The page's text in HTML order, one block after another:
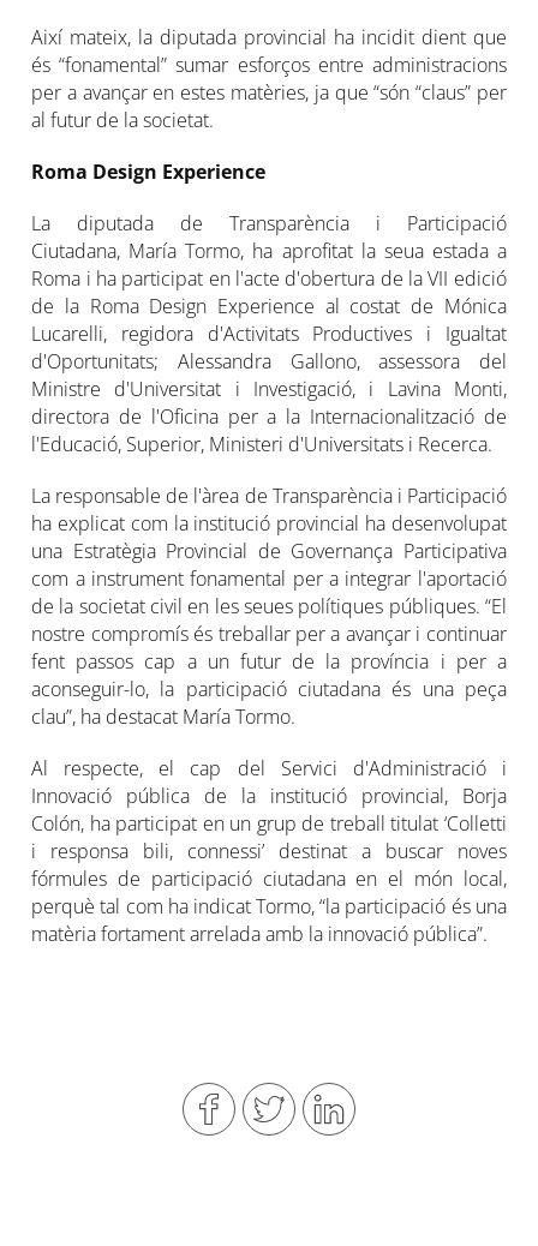
Així mateix, la diputada provincial ha incidit dient que
és “fonamental” sumar esforços entre administracions
per a avançar en estes matèries, ja que “són “claus” per
al futur de la societat.
Roma Design Experience
La diputada de Transparència i Participació
Ciutadana, María Tormo, ha aprofitat la seua estada a
Roma i ha participat en l'acte d'obertura de la VII edició
de la Roma Design Experience al costat de Mónica
Lucarelli, regidora d'Activitats Productives i Igualtat
d'Oportunitats; Alessandra Gallono, assessora del
Ministre d'Universitat i Investigació, i Lavina Monti,
directora de l'Oficina per a la Internacionalització de
l'Educació, Superior, Ministeri d'Universitats i Recerca.
La responsable de l'àrea de Transparència i Participació
ha explicat com la institució provincial ha desenvolupat
una Estratègia Provincial de Governança Participativa
com a instrument fonamental per a integrar l'aportació
de la societat civil en les seues polítiques públiques. “El
nostre compromís és treballar per a avançar i continuar
fent passos cap a un futur de la província i per a
aconseguir-lo, la participació ciutadana és una peça
clau”, ha destacat María Tormo.
Al respecte, el cap del Servici d'Administració i
Innovació pública de la institució provincial, Borja
Colón, ha participat en un grup de treball titulat ‘Colletti
i responsa bili, connessi’ destinat a buscar noves
fórmules de participació ciutadana en el món local,
perquè tal com ha indicat Tormo, “la participació és una
matèria fortament arrelada amb la innovació pública”.